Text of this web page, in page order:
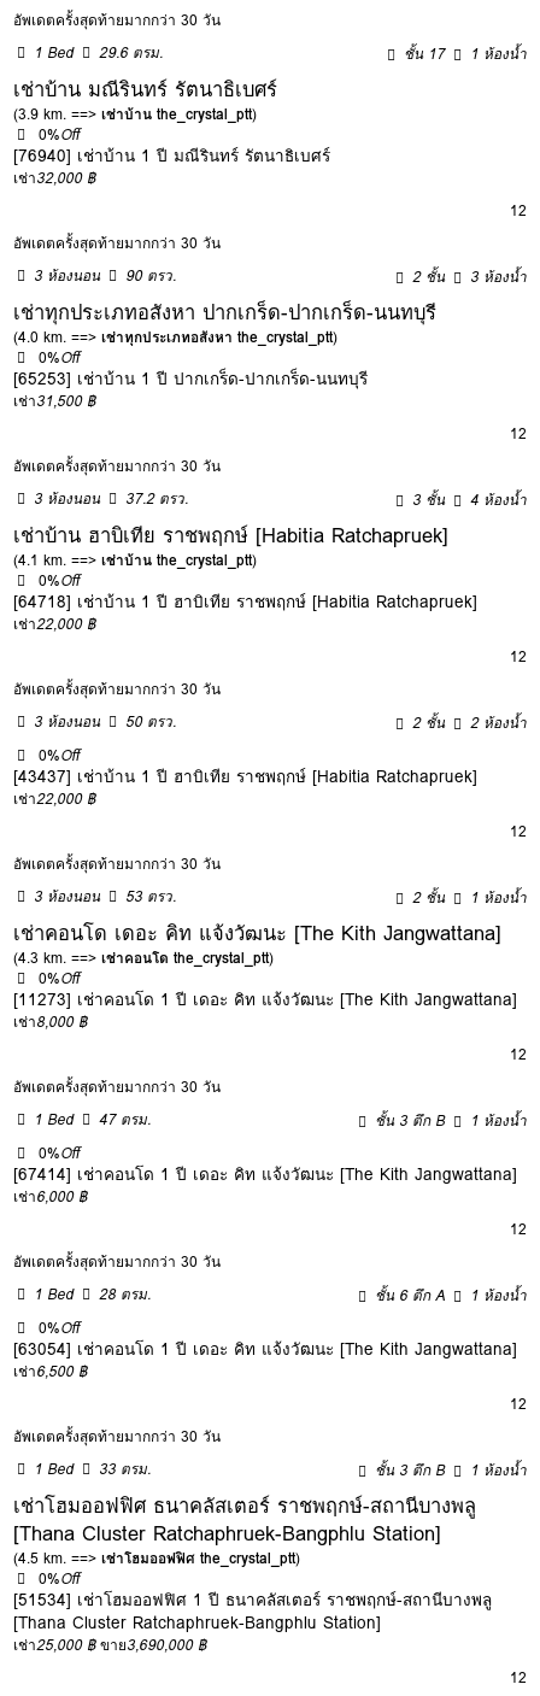
อัพเดตครั้งสุดท้ายมากกว่า 30 วัน
1 Bed
29.6 ตรม. ชั้น 17 1 ห้องน้ำ
เช่าบ้าน มณีรินทร์ รัตนาธิเบศร์
(3.9 km. ==>เช่าบ้าน the_crystal_ptt)
0%Off
[76940] เช่าบ้าน 1 ปี มณีรินทร์ รัตนาธิเบศร์
เช่า32,000 ฿
12
อัพเดตครั้งสุดท้ายมากกว่า 30 วัน
3 ห้องนอน
90 ตรว. 2 ชั้น 3 ห้องน้ำ
เช่าทุกประเภทอสังหา ปากเกร็ด-ปากเกร็ด-นนทบุรี
(4.0 km. ==>เช่าทุกประเภทอสังหา the_crystal_ptt)
0%Off
[65253] เช่าบ้าน 1 ปี ปากเกร็ด-ปากเกร็ด-นนทบุรี
เช่า31,500 ฿
12
อัพเดตครั้งสุดท้ายมากกว่า 30 วัน
3 ห้องนอน
37.2 ตรว. 3 ชั้น 4 ห้องน้ำ
เช่าบ้าน ฮาบิเทีย ราชพฤกษ์ [Habitia Ratchapruek]
(4.1 km. ==>เช่าบ้าน the_crystal_ptt)
0%Off
[64718] เช่าบ้าน 1 ปี ฮาบิเทีย ราชพฤกษ์ [Habitia Ratchapruek]
เช่า22,000 ฿
12
อัพเดตครั้งสุดท้ายมากกว่า 30 วัน
3 ห้องนอน
50 ตรว. 2 ชั้น
2 ห้องน้ำ
0%Off
[43437] เช่าบ้าน 1 ปี ฮาบิเทีย ราชพฤกษ์ [Habitia Ratchapruek]
เช่า22,000 ฿
12
อัพเดตครั้งสุดท้ายมากกว่า 30 วัน
3 ห้องนอน
53 ตรว. 2 ชั้น 1 ห้องน้ำ
เช่าคอนโด เดอะ คิท แจ้งวัฒนะ [The Kith Jangwattana]
(4.3 km. ==>เช่าคอนโด the_crystal_ptt)
0%Off
[11273] เช่าคอนโด 1 ปี เดอะ คิท แจ้งวัฒนะ [The Kith Jangwattana]
เช่า8,000 ฿
12
อัพเดตครั้งสุดท้ายมากกว่า 30 วัน
1 Bed
47 ตรม. ชั้น 3 ตึก B
1 ห้องน้ำ
0%Off
[67414] เช่าคอนโด 1 ปี เดอะ คิท แจ้งวัฒนะ [The Kith Jangwattana]
เช่า6,000 ฿
12
อัพเดตครั้งสุดท้ายมากกว่า 30 วัน
1 Bed
28 ตรม. ชั้น 6 ตึก A
1 ห้องน้ำ
0%Off
[63054] เช่าคอนโด 1 ปี เดอะ คิท แจ้งวัฒนะ [The Kith Jangwattana]
เช่า6,500 ฿
12
อัพเดตครั้งสุดท้ายมากกว่า 30 วัน
1 Bed
33 ตรม. ชั้น 3 ตึก B 1 ห้องน้ำ
เช่าโฮมออฟฟิศ ธนาคลัสเตอร์ ราชพฤกษ์-สถานีบางพลู
[Thana Cluster Ratchaphruek-Bangphlu Station]
(4.5 km. ==>เช่าโฮมออฟฟิศ the_crystal_ptt)
0%Off
[51534] เช่าโฮมออฟฟิศ 1 ปี ธนาคลัสเตอร์ ราชพฤกษ์-สถานีบางพลู
[Thana Cluster Ratchaphruek-Bangphlu Station]
เช่า25,000 ฿ ขาย3,690,000 ฿
12